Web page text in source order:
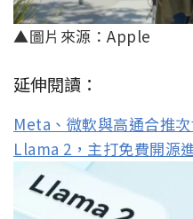
▲圖片來源：Apple
延伸閱讀：
Meta、微軟與高通合推
Llama 2，主打免費開源